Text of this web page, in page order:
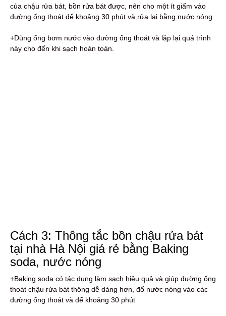
của chậu rửa bát, bồn rửa bát được, nên cho một ít giấm vào
đường ống thoát để khoảng 30 phút và rửa lại bằng nước nóng
+Dùng ống bơm nước vào đường ống thoát và lặp lại quá trình
này cho đến khi sạch hoàn toàn.
Cách 3: Thông tắc bồn chậu rửa bát
tại nhà Hà Nội giá rẻ bằng Baking
soda, nước nóng
+Baking soda có tác dụng làm sạch hiệu quả và giúp đường ống
thoát chậu rửa bát thông dễ dàng hơn, đổ nước nóng vào các
đường ống thoát và để khoảng 30 phút